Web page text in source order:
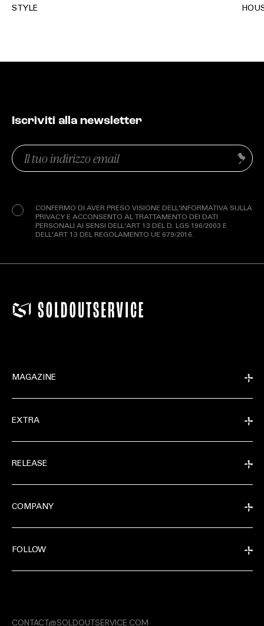
STYLE
Iscriviti alla newsletter
Email
(Obbligatorio)
CONFERMO DI AVER PRESO VISIONE DELL'INFORMATIVA SULLA
PRIVACY E ACCONSENTO AL TRATTAMENTO DEI DATI
PERSONALI AI SENSI DELL'ART 13 DEL D. LGS 196/2003 E
DELL'ART 13 DEL REGOLAMENTO UE 679/2016.
Invia
MAGAZINE
EXTRA
RELEASE
COMPANY
FOLLOW
CONTACT@SOLDOUTSERVICE.COM